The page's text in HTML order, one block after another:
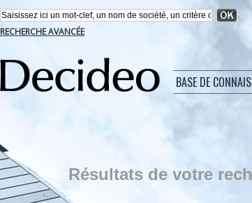
RECHERCHE AVANCÉE
BASE DE
Résultats de votre